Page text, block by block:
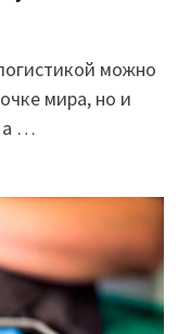
можно
мира, но и
а …